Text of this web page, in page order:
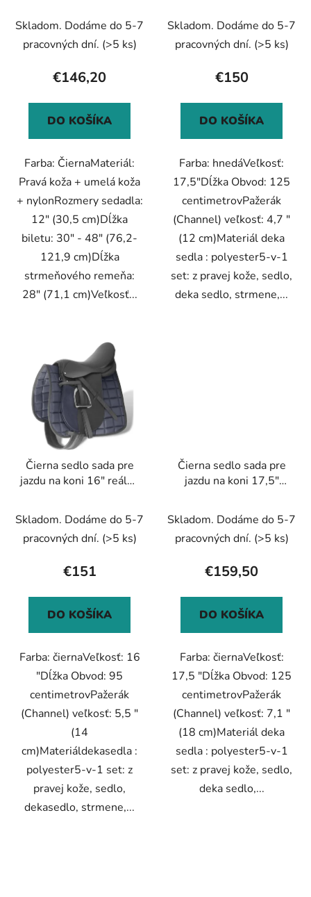
12", čierne
Skladom. Dodáme do 5-7
pracovných dní. (>5 ks)
€146,20
DO KOŠÍKA
Farba: ČiernaMateriál:
Pravá koža + umelá koža
+ nylonRozmery sedadla:
12" (30,5 cm)Dĺžka
biletu: 30" - 48" (76,2-
121,9 cm)Dĺžka
strmeňového remeňa:
28" (71,1 cm)Veľkosť...
Skladom. Dodáme do 5-7
pracovných dní. (>5 ks)
€150
DO KOŠÍKA
Farba: hnedáVeľkosť:
17,5"Dĺžka Obvod: 125
centimetrovPažerák
(Channel) veľkosť: 4,7 "
(12 cm)Materiál deka
sedla : polyester5-v-1
set: z pravej kože, sedlo,
deka sedlo, strmene,...
Čierna sedlo sada pre
jazdu na koni 16" reálna
Skladom. Dodáme do 5-7
pracovných dní. (>5 ks)
€151
DO KOŠÍKA
Farba: čiernaVeľkosť: 16
"Dĺžka Obvod: 95
centimetrovPažerák
(Channel) veľkosť: 5,5 "
(14
cm)Materiáldekasedla :
polyester5-v-1 set: z
pravej kože, sedlo,
dekasedlo, strmene,...
Čierna sedlo sada pre
jazdu na koni 17,5"
Skladom. Dodáme do 5-7
pracovných dní. (>5 ks)
€159,50
DO KOŠÍKA
Farba: čiernaVeľkosť:
17,5 "Dĺžka Obvod: 125
centimetrovPažerák
(Channel) veľkosť: 7,1 "
(18 cm)Materiál deka
sedla : polyester5-v-1
set: z pravej kože, sedlo,
deka sedlo,...